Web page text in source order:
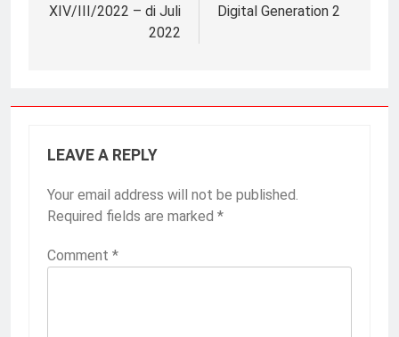
XIV/III/2022 – di Juli
2022
Digital Generation 2
LEAVE A REPLY
Your email address will not be published.
Required fields are marked *
Comment *